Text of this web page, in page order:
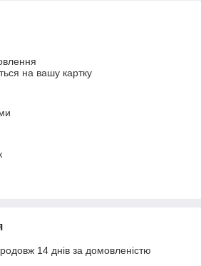
на вашу картку
14 днів за домовленістю